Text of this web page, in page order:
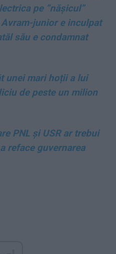
pe ”nășicul”
junior e inculpat
său e condamnat
unei mari hoții a lui
de peste un milion
PNL și USR ar trebui
reface guvernarea